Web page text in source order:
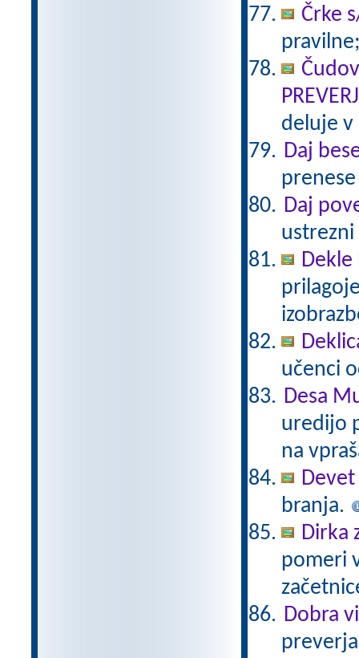
Črke
deluje v
Daj
Daj
ustrezni
Dekle
učenci
Desa
uredijo
na
branja.
Dirka
pomeri
Dobra